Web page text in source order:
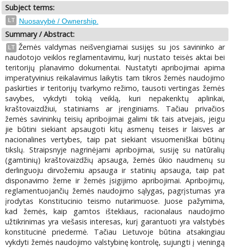
Subject terms:
LT Nuosavybė / Ownership.
Summary / Abstract:
LT Žemės valdymas neišvengiamai susijęs su jos savininko ar
naudotojo veiklos reglamentavimu, kurį nustato teisės aktai bei
teritorijų planavimo dokumentai. Nustatyti apribojimai apima
imperatyvinius reikalavimus laikytis tam tikros žemės naudojimo
paskirties ir teritorijų tvarkymo režimo, tausoti vertingas žemės
savybes, vykdyti tokią veiklą, kuri nepakenktų aplinkai,
kraštovaizdžiui, statiniams ar įrenginiams. Tačiau privačios
žemės savininkų teisių apribojimai galimi tik tais atvejais, jeigu
jie būtini siekiant apsaugoti kitų asmenų teises ir laisves ar
nacionalines vertybes, taip pat siekiant visuomeniškai būtinų
tikslų. Straipsnyje nagrinėjami apribojimai, susiję su natūralių
(gamtinių) kraštovaizdžių apsauga, žemės ūkio naudmenų su
derlinguoju dirvožemiu apsauga ir statinių apsauga, taip pat
disponavimo žeme ir žemės įsigijimo apribojimai. Apribojimų,
reglamentuojančių žemės naudojimo sąlygas, pagrįstumas yra
įrodytas Konstitucinio teismo nutarimuose. Juose pažymima,
kad žemės, kaip gamtos ištekliaus, racionalaus naudojimo
užtikrinimas yra viešasis interesas, kurį garantuoti yra valstybės
konstitucinė priedermė. Tačiau Lietuvoje būtina atsakingiau
vykdyti žemės naudojimo valstybinę kontrolę, sujungti į vieningą